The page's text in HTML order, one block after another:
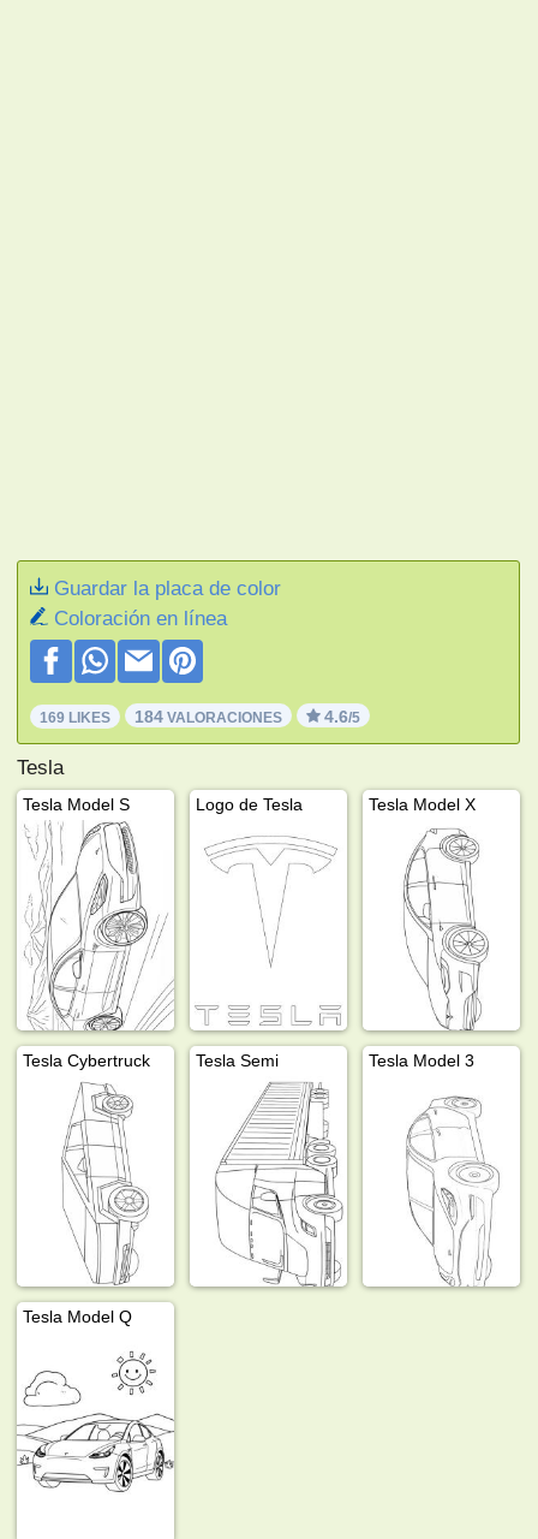
Guardar la placa de color
Coloración en línea
169 LIKES 184 VALORACIONES 4.6/5
Tesla
Tesla Model S Logo de Tesla Tesla Model X
Tesla Cybertruck Tesla Semi Tesla Model 3
Tesla Model Q